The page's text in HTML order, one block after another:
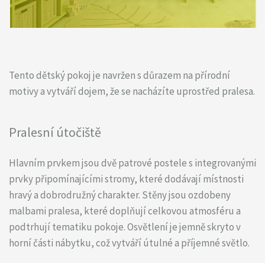
Tento dětský pokoj je navržen s důrazem na přírodní
motivy a vytváří dojem, že se nacházíte uprostřed pralesa.
Pralesní útočiště
Hlavním prvkem jsou dvě patrové postele s integrovanými
prvky připomínajícími stromy, které dodávají místnosti
hravý a dobrodružný charakter. Stěny jsou ozdobeny
malbami pralesa, které doplňují celkovou atmosféru a
podtrhují tematiku pokoje. Osvětlení je jemně skryto v
horní části nábytku, což vytváří útulné a příjemné světlo.